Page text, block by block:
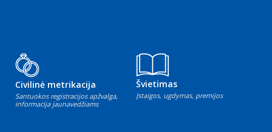
Civilinė metrikacija
Santuokos registracijos apžvalga,
informacija jaunavedžiams
Švietimas
Įstaigos, ugdymas, premijos